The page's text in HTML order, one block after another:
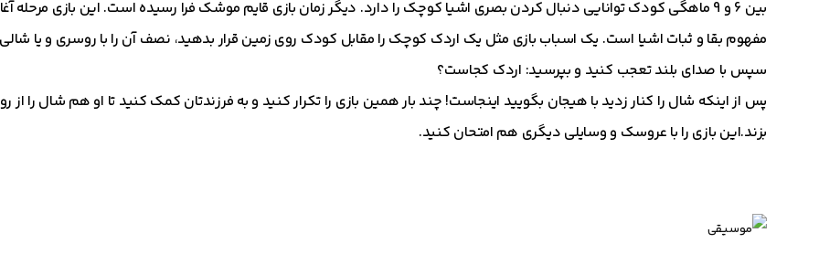
بین 6 و 9 ماهگی کودک توانایی دنبال کردن بصری اشیا کوچک را دارد. دیگر زمان بازی قایم موشک فرا رسیده است. این بازی مرحله
مفهوم بقا و ثبات اشیا است. یک اسباب بازی مثل یک اردک کوچک را مقابل کودک روی زمین قرار بدهید، نصف آن را با روسری و یا
سپس با صدای بلند تعجب کنید و بپرسید: اردک کجاست؟
پس از اینکه شال را کنار زدید با هیجان بگویید اینجاست! چند بار همین بازی را تکرار کنید و به فرزندتان کمک کنید تا او هم شال را
بزند.این بازی را با عروسک و وسایلی دیگری هم امتحان کنید.